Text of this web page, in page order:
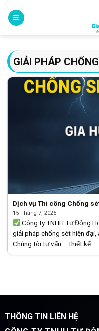
GIẢI PHÁP
Dịch vụ Thi công Chống
15 Tháng 7, 2025
Công ty TNHH Tự Động
giải pháp chống sét hiện đại,
Chúng tôi tư vấn – thiết kế –
THÔNG TIN LIÊN HỆ